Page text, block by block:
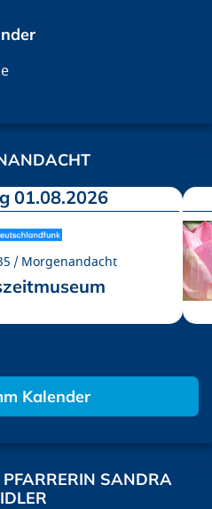
01.08.2026
Morgenandacht
Kalender
SANDRA